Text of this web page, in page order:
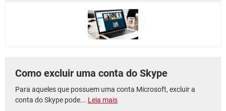
Como excluir uma conta do Skype
Para aqueles que possuem uma conta Microsoft, excluir a
conta do Skype pode... Leia mais